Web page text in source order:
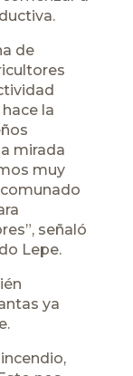
de
la
mirada
muy
señaló
Lepe.
ya